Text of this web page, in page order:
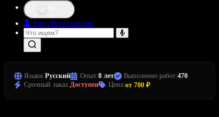
Вход/Регистрация
Языки:Русский Опыт:8 лет Выполнено работ:470
Срочный заказ:Доступен Цена:от 700 ₽